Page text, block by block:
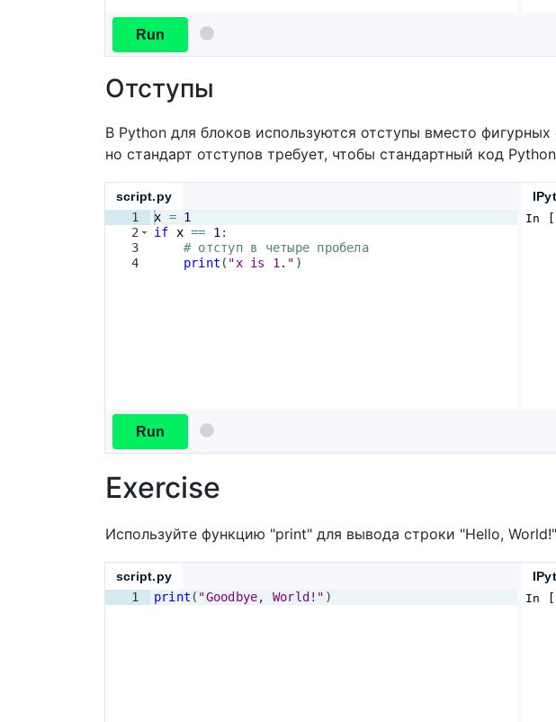
Run
Отступы
В Python для блоков используются отступы вместо
но стандарт отступов требует, чтобы стандартный код
script.py
1
2
3
4
x = 1
if
x == 1 :
# отступ в четыре пробела
print ( "x is 1." )
In
Run
Exercise
Используйте функцию "print" для вывода строки "Hello,
script.py
1
print ( "Goodbye, World!" ) In